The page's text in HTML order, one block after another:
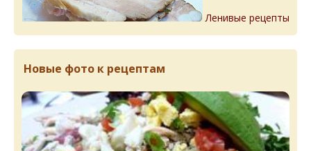
Ленивые рецепты
Новые фото к рецептам